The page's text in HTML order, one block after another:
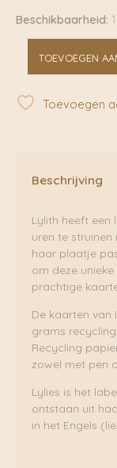
Beschikbaarheid:
Lylies
TOEVOEGEN
Toevoegen
Beschrijving
Lylith heeft een
uren te
haar plaatje
om deze
prachtige
De kaarten van
grams
Recycling
zowel met pen
Lylies is het
ontstaan uit
in het Engels